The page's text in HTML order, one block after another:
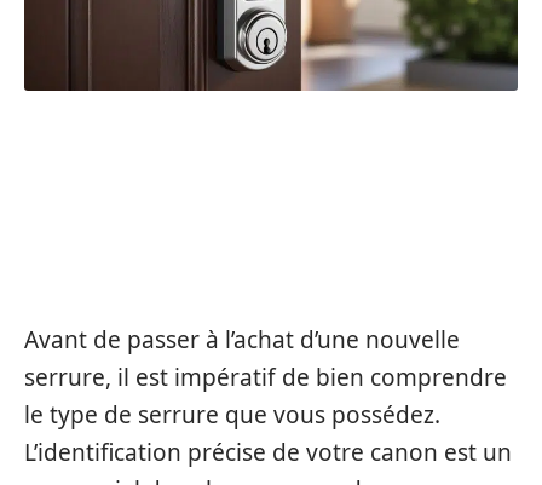
Avant de passer à l’achat d’une nouvelle
serrure, il est impératif de bien comprendre
le type de serrure que vous possédez.
L’identification précise de votre canon est un